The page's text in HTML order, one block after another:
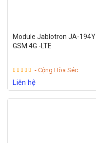
Module Jablotron JA-194Y
GSM 4G -LTE
- Cộng Hòa Séc
Liên hệ